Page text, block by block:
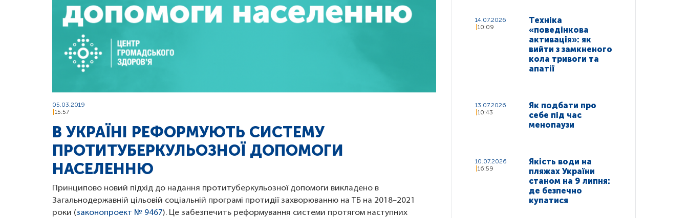
05.03.2019
15:57
В УКРАЇНІ РЕФОРМУЮТЬ СИСТЕМУ
ПРОТИТУБЕРКУЛЬОЗНОЇ ДОПОМОГИ
НАСЕЛЕННЮ
Принципово новий підхід до надання протитуберкульозної допомоги викладено в
Загальнодержавній цільовій соціальній програмі протидії захворюванню на ТБ на 2018–2021
роки (законопроект № 9467). Це забезпечить реформування системи протягом наступних
14.07.2026
10:09
Техніка
«поведінкова
активація»: як
вийти з замкненого
кола тривоги та
апатії
13.07.2026
10:43
Як подбати про
себе під час
менопаузи
10.07.2026
16:59
Якість води на
пляжах України
станом на 9 липня:
де безпечно
купатися